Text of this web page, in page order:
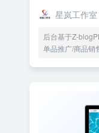
星岚工作室
后台基于Z-
单品推广/商品销